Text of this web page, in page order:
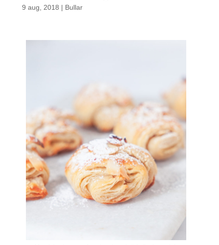
9 aug, 2018 | Bullar